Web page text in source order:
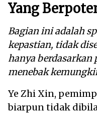
Yang
Bagian ini adalah
kepastian, tidak
hanya
menebak
Ye Zhi Xin,
biarpun tidak